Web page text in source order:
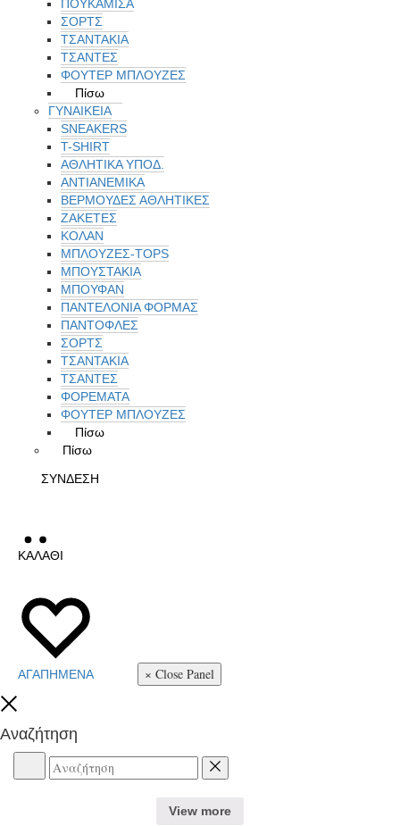
ΠΟΥΚΑΜΙΣΑ
ΣΟΡΤΣ
ΤΣΑΝΤΑΚΙΑ
ΤΣΑΝΤΕΣ
ΦΟΥΤΕΡ ΜΠΛΟΥΖΕΣ
Πίσω
ΓΥΝΑΙΚΕΙΑ
SNEAKERS
T-SHIRT
ΑΘΛΗΤΙΚΑ ΥΠΟΔ.
ΑΝΤΙΑΝΕΜΙΚΑ
ΒΕΡΜΟΥΔΕΣ ΑΘΛΗΤΙΚΕΣ
ΖΑΚΕΤΕΣ
ΚΟΛΑΝ
ΜΠΛΟΥΖΕΣ-TOPS
ΜΠΟΥΣΤΑΚΙΑ
ΜΠΟΥΦΑΝ
ΠΑΝΤΕΛΟΝΙΑ ΦΟΡΜΑΣ
ΠΑΝΤΟΦΛΕΣ
ΣΟΡΤΣ
ΤΣΑΝΤΑΚΙΑ
ΤΣΑΝΤΕΣ
ΦΟΡΕΜΑΤΑ
ΦΟΥΤΕΡ ΜΠΛΟΥΖΕΣ
Πίσω
Πίσω
ΣΥΝΔΕΣΗ
ΚΑΛΑΘΙ
ΑΓΑΠΗΜΕΝΑ × Close Panel
Αναζήτηση
Αναζήτηση
Reset
View more